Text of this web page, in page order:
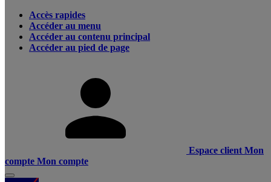
Accès rapides
Accéder au menu
Accéder au contenu principal
Accéder au pied de page
Espace client Mon
compte Mon compte